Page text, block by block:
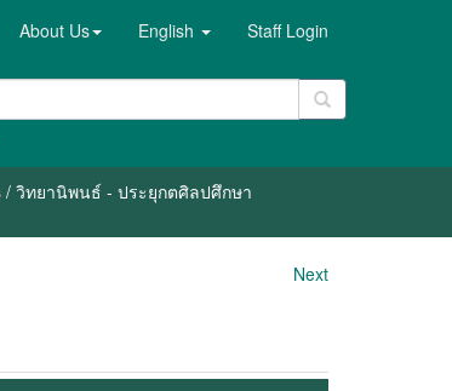
About Us English Staff Login
/ วิทยานิพนธ์ - ประยุกตศิลปศึกษา
Next